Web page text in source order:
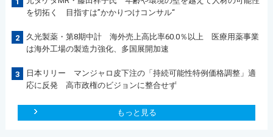
を切拓く 目指すは”かかりつけコンサル“
2
久光製薬・第8期中計 海外売上高比率60.0％以上 医療用薬事業
は海外工場の製造力強化、多国展開加速
3
日本リリー マンジャロ皮下注の「持続可能性特例価格調整」適
応に反発 高市政権のビジョンに整合せず
もっと見る